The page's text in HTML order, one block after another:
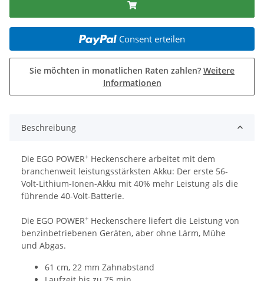
Consent erteilen
Sie möchten in monatlichen Raten zahlen? Weitere
Informationen
Beschreibung
Die EGO POWER+ Heckenschere arbeitet mit dem
branchenweit leistungsstärksten Akku: Der erste 56-
Volt-Lithium-Ionen-Akku mit 40% mehr Leistung als die
führende 40-Volt-Batterie.
Die EGO POWER+ Heckenschere liefert die Leistung von
benzinbetriebenen Geräten, aber ohne Lärm, Mühe
und Abgas.
61 cm, 22 mm Zahnabstand